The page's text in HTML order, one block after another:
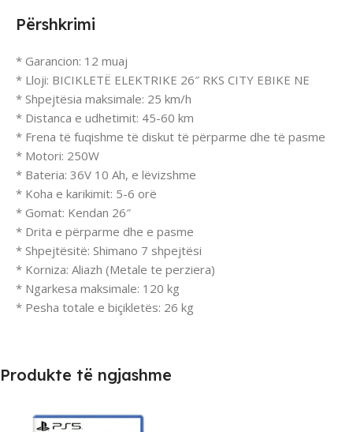
Përshkrimi
* Garancion: 12 muaj
* Lloji: BICIKLETË ELEKTRIKE 26″ RKS CITY EBIKE NE
* Shpejtësia maksimale: 25 km/h
* Distanca e udhetimit: 45-60 km
* Frena të fuqishme të diskut të përparme dhe të pasme
* Motori: 250W
* Bateria: 36V 10 Ah, e lëvizshme
* Koha e karikimit: 5-6 orë
* Gomat: Kendan 26″
* Drita e përparme dhe e pasme
* Shpejtësitë: Shimano 7 shpejtësi
* Korniza: Aliazh (Metale te perziera)
* Ngarkesa maksimale: 120 kg
* Pesha totale e biçikletës: 26 kg
Produkte të ngjashme